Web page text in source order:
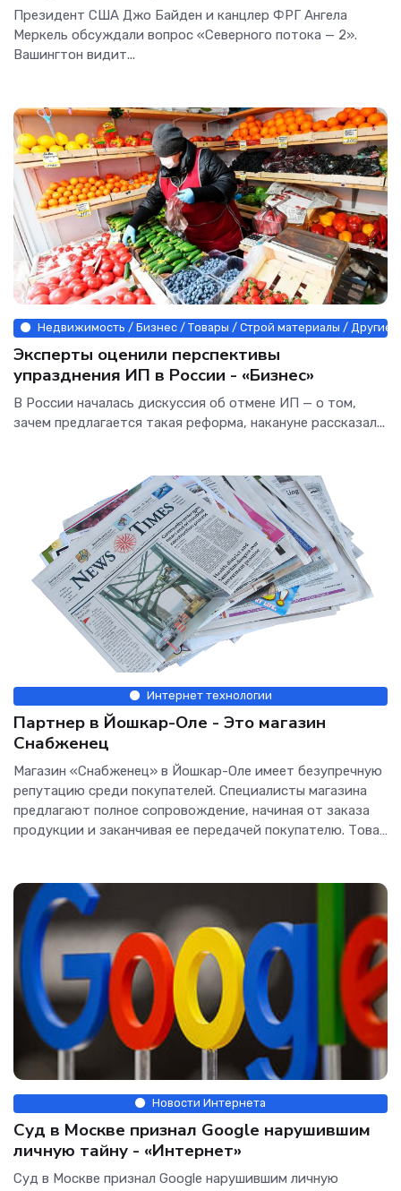
Президент США Джо Байден и канцлер ФРГ Ангела
Меркель обсуждали вопрос «Северного потока — 2».
Вашингтон видит...
Недвижимость / Бизнес / Товары / Строй материалы / Другие
Эксперты оценили перспективы
упразднения ИП в России - «Бизнес»
В России началась дискуссия об отмене ИП — о том,
зачем предлагается такая реформа, накануне рассказал...
Интернет технологии
Партнер в Йошкар-Оле - Это магазин
Снабженец
Магазин «Снабженец» в Йошкар-Оле имеет безупречную
репутацию среди покупателей. Специалисты магазина
предлагают полное сопровождение, начиная от заказа
продукции и заканчивая ее передачей покупателю. Товар
Новости Интернета
Суд в Москве признал Google нарушившим
личную тайну - «Интернет»
Суд в Москве признал Google нарушившим личную